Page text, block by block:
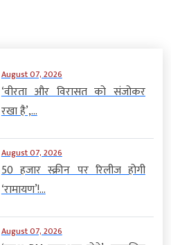
August 07, 2026
‘वीरता और विरासत को संजोकर
रखा है’,...
August 07, 2026
50 हजार स्क्रीन पर रिलीज होगी
‘रामायण’!...
August 07, 2026